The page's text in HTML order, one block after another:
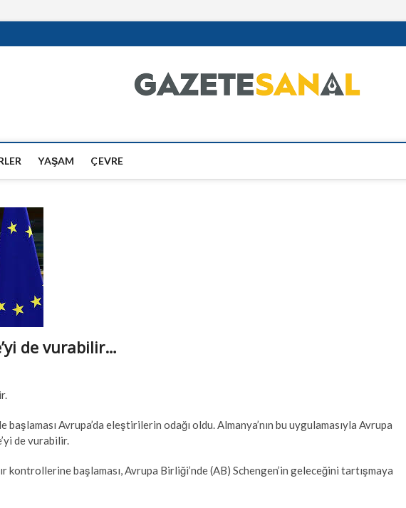
YAŞAM ÇEVRE
de vurabilir…
başlaması Avrupa’da eleştirilerin odağı oldu. Almanya’nın bu uygulamasıyla Avrupa
de vurabilir.
kontrollerine başlaması, Avrupa Birliği’nde (AB) Schengen’in geleceğini tartışmaya